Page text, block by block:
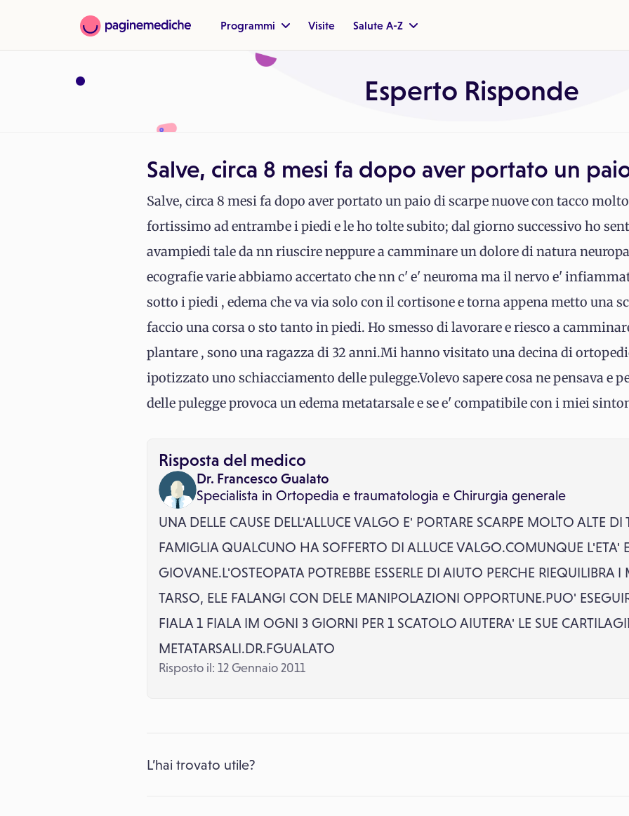
Programmi Visite Salute A-Z
Esperto Risponde
Salve, circa 8 mesi fa dopo aver portato un
Salve, circa 8 mesi fa dopo aver portato un paio di scarpe nuove con tacco
fortissimo ad entrambe i piedi e le ho tolte subito; dal giorno successivo ho
avampiedi tale da nn riuscire neppure a camminare un dolore di natura
ecografie varie abbiamo accertato che nn c' e' neuroma ma il nervo e'
sotto i piedi , edema che va via solo con il cortisone e torna appena metto una
faccio una corsa o sto tanto in piedi. Ho smesso di lavorare e riesco a
plantare , sono una ragazza di 32 anni.Mi hanno visitato una decina di
ipotizzato uno schiacciamento delle pulegge.Volevo sapere cosa ne pensava e
delle pulegge provoca un edema metatarsale e se e' compatibile con i miei
Risposta del medico
Dr. Francesco Gualato
Specialista in Ortopedia e traumatologia e Chirurgia generale
UNA DELLE CAUSE DELL'ALLUCE VALGO E' PORTARE SCARPE MOLTO ALTE DI
FAMIGLIA QUALCUNO HA SOFFERTO DI ALLUCE VALGO.COMUNQUE L'ETA'
GIOVANE.L'OSTEOPATA POTREBBE ESSERLE DI AIUTO PERCHE RIEQUILIBRA I
TARSO, ELE FALANGI CON DELE MANIPOLAZIONI OPPORTUNE.PUO'
FIALA 1 FIALA IM OGNI 3 GIORNI PER 1 SCATOLO AIUTERA' LE SUE
METATARSALI.DR.FGUALATO
Risposto il: 12 Gennaio 2011
L’hai trovato utile?